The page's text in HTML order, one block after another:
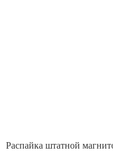
Распайка штатной